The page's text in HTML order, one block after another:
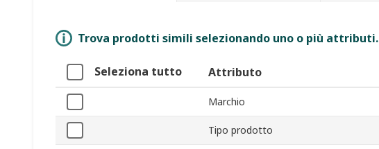
Trova prodotti simili selezionando uno o più attributi.
Seleziona tutto Attributo
Marchio
Tipo prodotto